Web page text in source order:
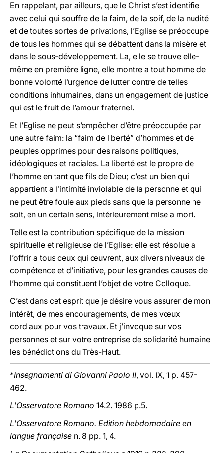
En rappelant, par ailleurs, que le Christ s’est identifie
avec celui qui souffre de la faim, de la soif, de la nudité
et de toutes sortes de privations, l’Eglise se préoccupe
de tous les hommes qui se débattent dans la misère et
dans le sous-développement. La, elle se trouve elle-
même en première ligne, elle montre a tout homme de
bonne volonté l’urgence de lutter contre de telles
conditions inhumaines, dans un engagement de justice
qui est le fruit de l’amour fraternel.
Et l’Eglise ne peut s’empêcher d’être préoccupée par
une autre faim: la “faim de liberté” d’hommes et de
peuples opprimes pour des raisons politiques,
idéologiques et raciales. La liberté est le propre de
l’homme en tant que fils de Dieu; c’est un bien qui
appartient a l’intimité inviolable de la personne et qui
ne peut être foule aux pieds sans que la personne ne
soit, en un certain sens, intérieurement mise a mort.
Telle est la contribution spécifique de la mission
spirituelle et religieuse de l’Eglise: elle est résolue a
l’offrir a tous ceux qui œuvrent, aux divers niveaux de
compétence et d’initiative, pour les grandes causes de
l’homme qui constituent l’objet de votre Colloque.
C’est dans cet esprit que je désire vous assurer de mon
intérêt, de mes encouragements, de mes vœux
cordiaux pour vos travaux. Et j’invoque sur vos
personnes et sur votre entreprise de solidarité humaine
les bénédictions du Très-Haut.
*Insegnamenti di Giovanni Paolo II, vol. IX, 1 p. 457-
462.
L'Osservatore Romano 14.2. 1986 p.5.
L'Osservatore Romano. Edition hebdomadaire en
langue française n. 8 pp. 1, 4.